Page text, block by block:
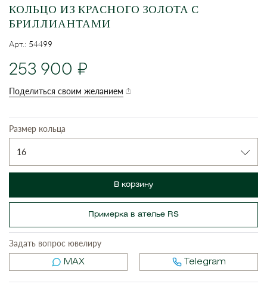
КОЛЬЦО ИЗ КРАСНОГО ЗОЛОТА С
БРИЛЛИАНТАМИ
Арт.: 54499
253 900
Поделиться своим желанием
Размер кольца
16
В корзину
Примерка в ателье RS
Задать вопрос ювелиру
MAX Telegram